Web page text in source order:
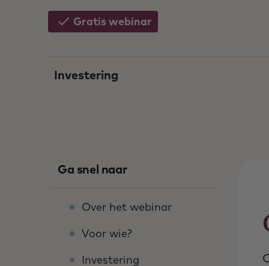
Gratis webinar
Investering
Ga snel naar
Over het webinar
Voor wie?
Investering